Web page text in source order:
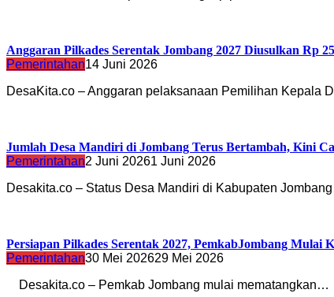
Anggaran Pilkades Serentak Jombang 2027 Diusulkan
Pemerintahan14 Juni 2026
DesaKita.co – Anggaran pelaksanaan Pemilihan Kepala
Jumlah Desa Mandiri di Jombang Terus Bertambah, Kini
Pemerintahan2 Juni 20261 Juni 2026
Desakita.co – Status Desa Mandiri di Kabupaten
Persiapan Pilkades Serentak 2027, PemkabJombang Mulai
Pemerintahan30 Mei 202629 Mei 2026
Desakita.co – Pemkab Jombang mulai mematangkan…